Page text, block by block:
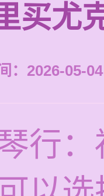
买尤
：2026-05-
行